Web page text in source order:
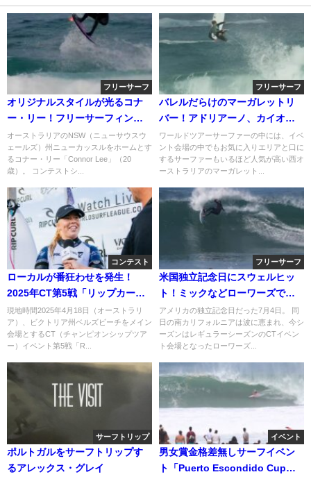
フリーサーフ
オリジナルスタイルが光るコナ
ー・リー！フリーサーフィン動
画
オーストラリアのNSW（ニューサウスウ
ェールズ）州ニューカッスルをホームとす
るコナー・リー「Connor Lee」（20
歳）。 コンテストシ...
フリーサーフ
バレルだらけのマーガレットリ
バー！アドリアーノ、カイオ、
ジャックがフリーサーフ
ワールドツアーサーファーの中には、イベ
ント会場の中でもお気に入りエリアと口に
するサーファーもいるほど人気が高い西オ
ーストラリアのマーガレット...
コンテスト
ローカルが番狂わせを発生！
2025年CT第5戦「リップカール
プロベルズ」初日
現地時間2025年4月18日（オーストラリ
ア）、ビクトリア州ベルズビーチをメイン
会場とするCT（チャンピオンシップツア
ー）イベント第5戦「R...
フリーサーフ
米国独立記念日にスウェルヒッ
ト！ミックなどローワーズでの
フリーサーフィン動画
アメリカの独立記念日だった7月4日。 同
日の南カリフォルニアは波に恵まれ、今シ
ーズンはレギュラーシーズンのCTイベン
ト会場となったローワーズ...
サーフトリップ
ポルトガルをサーフトリップす
るアレックス・グレイ
イベント
男女賞金格差無しサーフイベン
ト「Puerto Escondido Cup」